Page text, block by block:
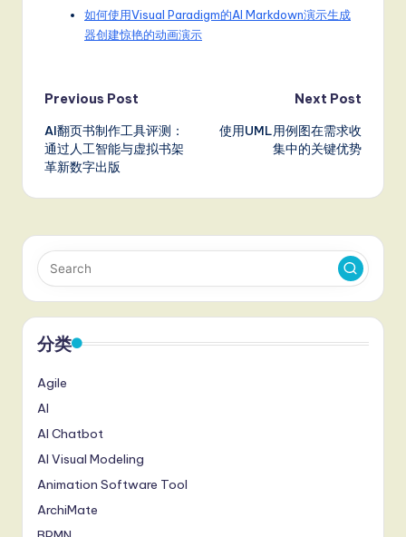
如何使用Visual Paradigm的AI Markdown演示生成
器创建惊艳的动画演示
Post
navigation
Previous Post
AI翻页书制作工具评测：
通过人工智能与虚拟书架
革新数字出版
Next Post
使用UML用例图在需求收
集中的关键优势
分类
Agile
AI
AI Chatbot
AI Visual Modeling
Animation Software Tool
ArchiMate